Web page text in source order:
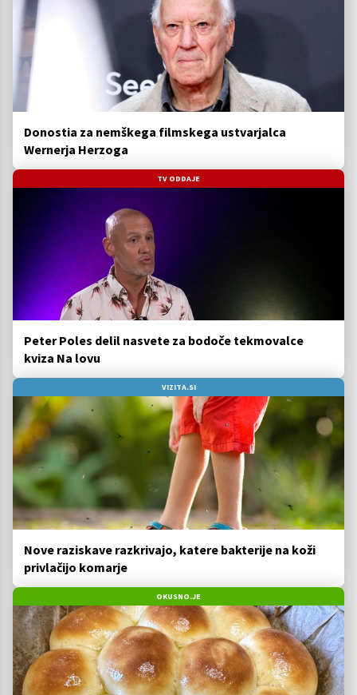
Donostia za nemškega filmskega ustvarjalca
Wernerja Herzoga
TV ODDAJE
Peter Poles delil nasvete za bodoče tekmovalce
kviza Na lovu
VIZITA.SI
Nove raziskave razkrivajo, katere bakterije na koži
privlačijo komarje
OKUSNO.JE